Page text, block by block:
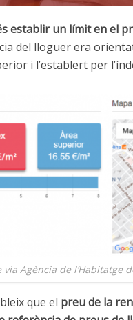
establir un límit en el
del lloguer era
i l’establert per
via Agència de l’Habitatge
que el preu de la